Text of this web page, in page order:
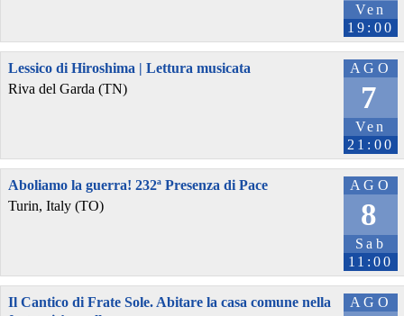
Ven
19:00
AGO
7
Ven
21:00
Lessico di Hiroshima | Lettura musicata
Riva del Garda (TN)
AGO
8
Sab
11:00
Aboliamo la guerra! 232ª Presenza di Pace
Turin, Italy (TO)
AGO
Il Cantico di Frate Sole. Abitare la casa comune nella